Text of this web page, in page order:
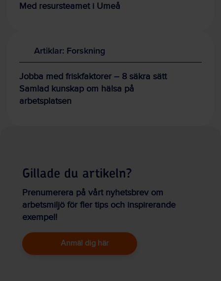
Med resursteamet i Umeå
Artiklar: Forskning
Jobba med friskfaktorer – 8 säkra sätt
Samlad kunskap om hälsa på
arbetsplatsen
Gillade du artikeln?
Prenumerera på vårt nyhetsbrev om
arbetsmiljö för fler tips och inspirerande
exempel!
Anmäl dig här